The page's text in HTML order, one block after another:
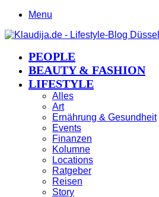
Menu
PEOPLE
BEAUTY & FASHION
LIFESTYLE
Alles
Art
Ernährung & Gesundheit
Events
Finanzen
Kolumne
Locations
Ratgeber
Reisen
Story